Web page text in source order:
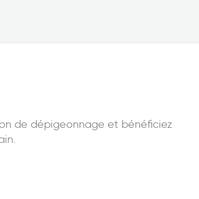
de dépigeonnage et bénéficiez